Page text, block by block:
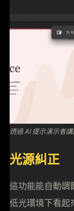
透過 AI 提示演示者
光源糾正
這功能能自動調
低光環境下看起